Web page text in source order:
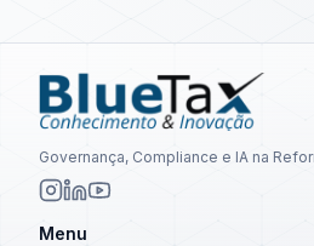
Governança, Compliance e IA na
Menu